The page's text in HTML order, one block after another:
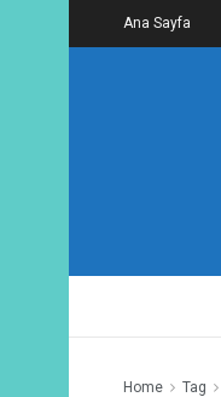
Ana Sayfa
Home Tag